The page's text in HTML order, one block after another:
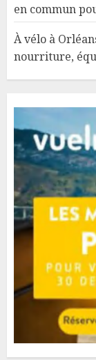
en commun
À vélo à
nourriture,